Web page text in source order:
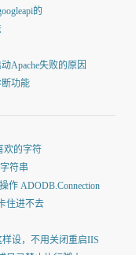
的
Apache失败的原因
功能
欢的字符
符串
作 ADODB.Connection
住进不去
样设，不用关闭重启IIS